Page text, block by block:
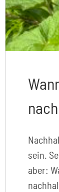
sein.
aber: